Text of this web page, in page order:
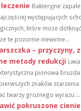
Bakteryjne
występujących
które może
te pozornie niewinne...
– przyczyny,
metody redukcji
pionowa
znaków
twarzy groźnego wyrazu....
pokruszone